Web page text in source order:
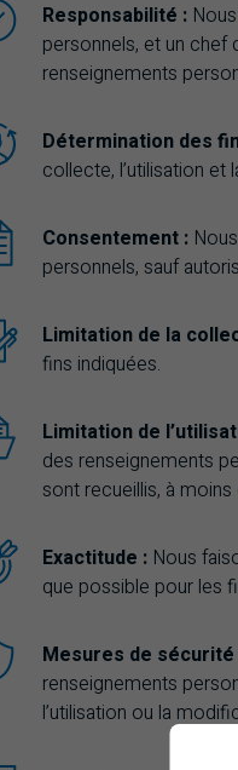
Responsabilité :
personnels, et un
renseignements
Détermination des
collecte, l’utilisation
Consentement :
personnels, sauf
Limitation de la
fins indiquées.
Limitation de
des renseignements
sont recueillis, à
Exactitude : Nous
que possible pour les
Mesures de sécurité
renseignements
l’utilisation ou la